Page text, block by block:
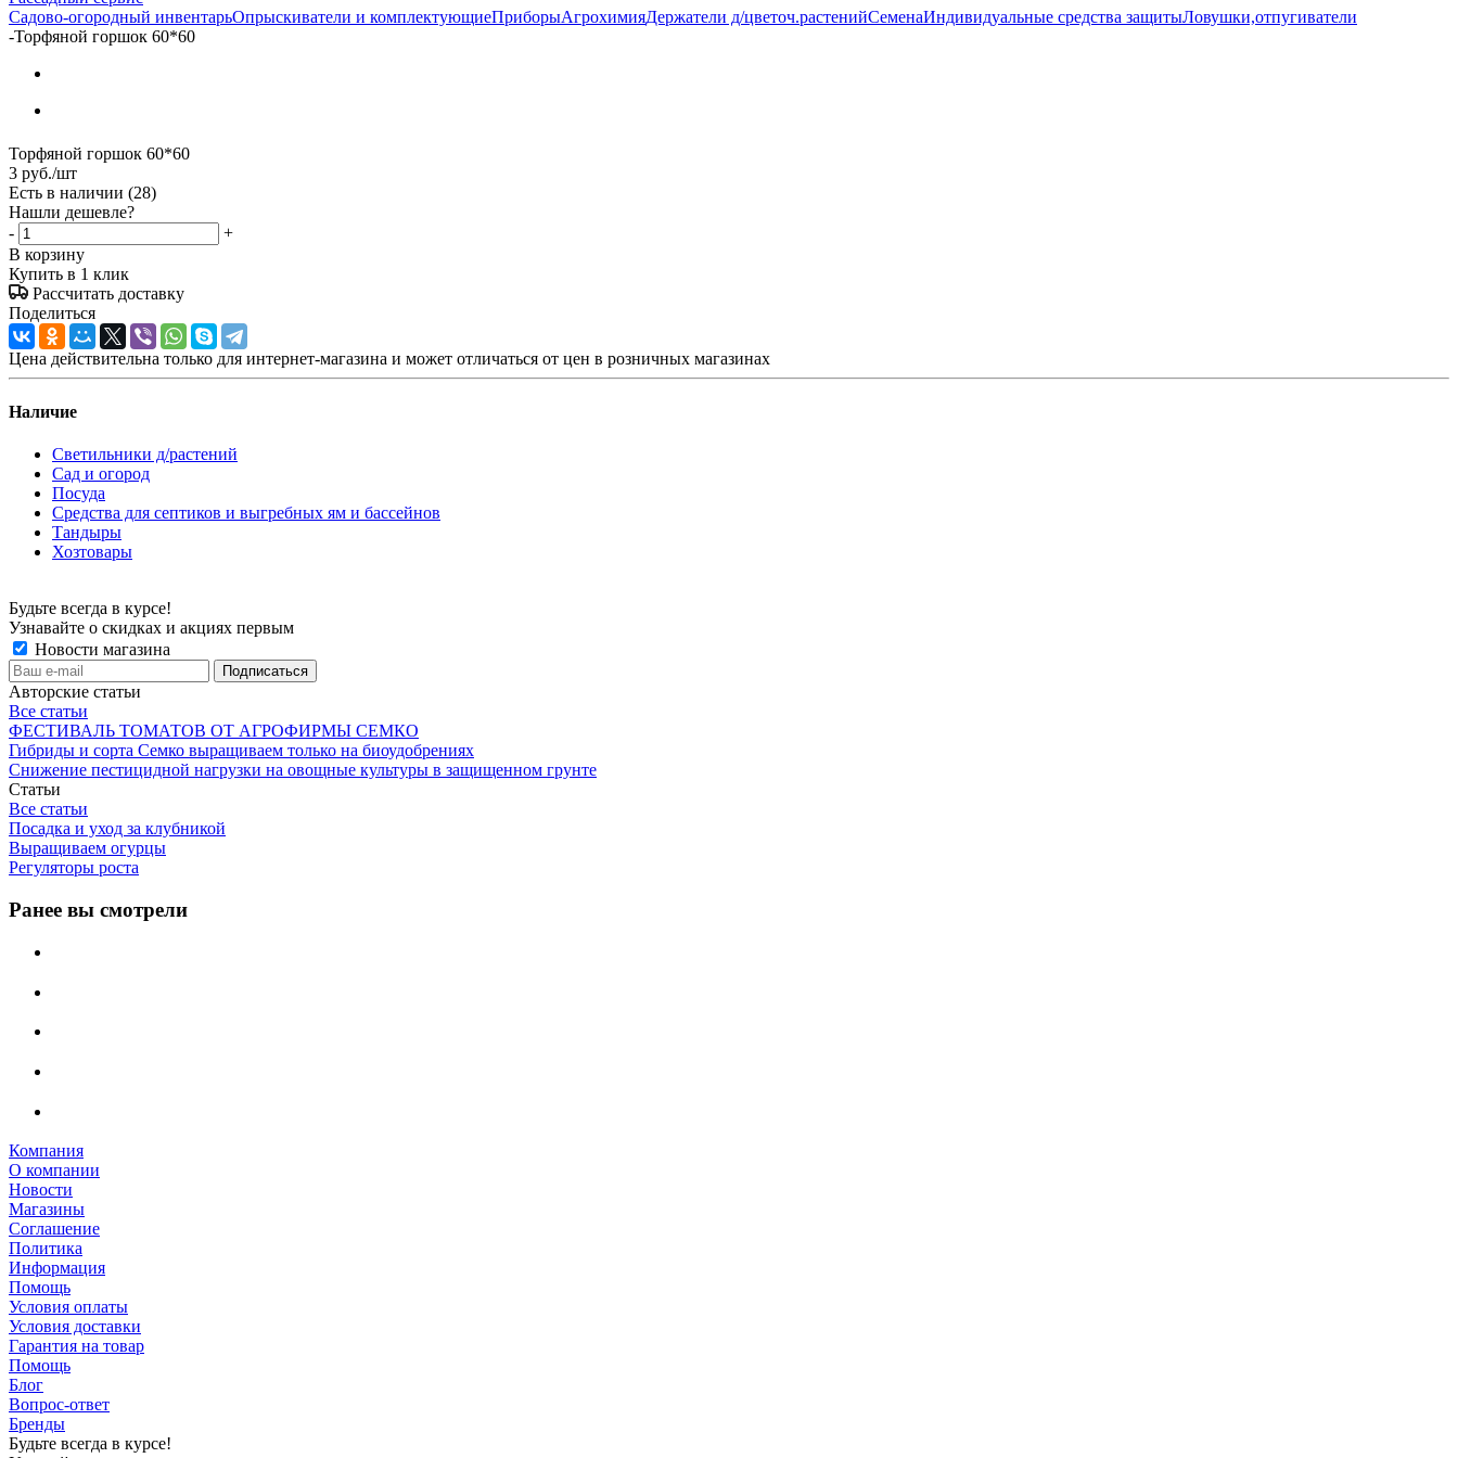
Садово-огородный инвентарьОпрыскиватели и комплектующиеПриборыАгрохимияДержатели д/цветоч.растенийСеменаИндивидуальные средства защитыЛовушки,отпугиватели
-Торфяной горшок 60*60
Торфяной горшок 60*60
3 руб./шт
Есть в наличии (28)
Нашли дешевле?
-
+
В корзину
Купить в 1 клик
Рассчитать доставку
Поделиться
Цена действительна только для интернет-магазина и может отличаться от цен в розничных магазинах
Наличие
Светильники д/растений
Сад и огород
Посуда
Средства для септиков и выгребных ям и бассейнов
Тандыры
Хозтовары
Будьте всегда в курсе!
Узнавайте о скидках и акциях первым
Новости магазина
Авторские статьи
Все статьи
ФЕСТИВАЛЬ ТОМАТОВ ОТ АГРОФИРМЫ СЕМКО
Гибриды и сорта Семко выращиваем только на биоудобрениях
Снижение пестицидной нагрузки на овощные культуры в защищенном грунте
Статьи
Все статьи
Посадка и уход за клубникой
Выращиваем огурцы
Регуляторы роста
Ранее вы смотрели
Компания
О компании
Новости
Магазины
Соглашение
Политика
Информация
Помощь
Условия оплаты
Условия доставки
Гарантия на товар
Помощь
Блог
Вопрос-ответ
Бренды
Будьте всегда в курсе!